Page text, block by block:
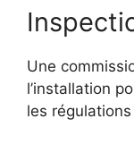
Une
l’installation
les